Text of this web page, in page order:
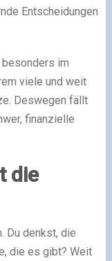
Entscheidungen
im
viele und weit
Deswegen fällt
finanzielle
die
Du denkst, die
die es gibt? Weit